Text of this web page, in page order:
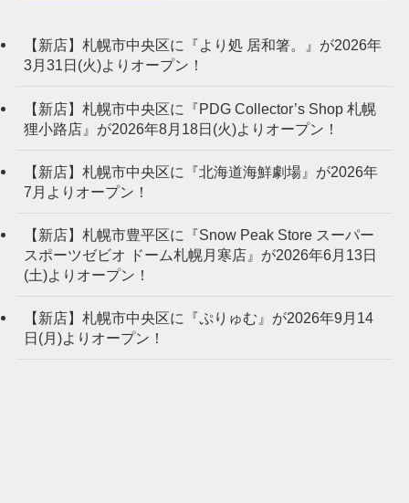
【新店】札幌市中央区に『より処 居和箸。』が2026年
3月31日(火)よりオープン！
【新店】札幌市中央区に『PDG Collector’s Shop 札幌
狸小路店』が2026年8月18日(火)よりオープン！
【新店】札幌市中央区に『北海道海鮮劇場』が2026年
7月よりオープン！
【新店】札幌市豊平区に『Snow Peak Store スーパー
スポーツゼビオ ドーム札幌月寒店』が2026年6月13日
(土)よりオープン！
【新店】札幌市中央区に『ぷりゅむ』が2026年9月14
日(月)よりオープン！